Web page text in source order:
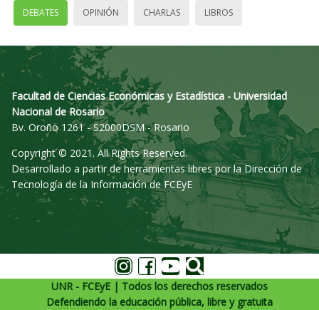
DEBATES OPINIÓN CHARLAS LIBROS
Facultad de Ciencias Económicas y Estadística - Universidad
Nacional de Rosario
Bv. Oroño 1261 - S2000DSM - Rosario
Copyright © 2021. All Rights Reserved.
Desarrollado a partir de herramientas libres por la Dirección de
Tecnología de la Información de FCEyE
UNR - FCEyE | Todos los derechos reservados
Defendiendo la educación pública, libre y gratuita